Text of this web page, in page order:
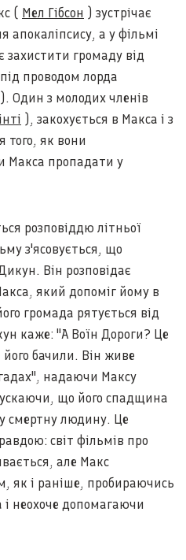
( Мел Гібсон ) зустрічає
апокаліпсису, а у фільмі
захистити громаду від
проводом лорда
Один з молодих членів
), закохується в Макса і з
того, як вони
Макса пропадати у
розповіддю літньої
з'ясовується, що
Він розповідає
який допоміг йому в
громада рятується від
каже: "А Воїн Дороги? Це
бачили. Він живе
надаючи Максу
що його спадщина
смертну людину. Це
світ фільмів про
але Макс
як і раніше, пробираючись
неохоче допомагаючи